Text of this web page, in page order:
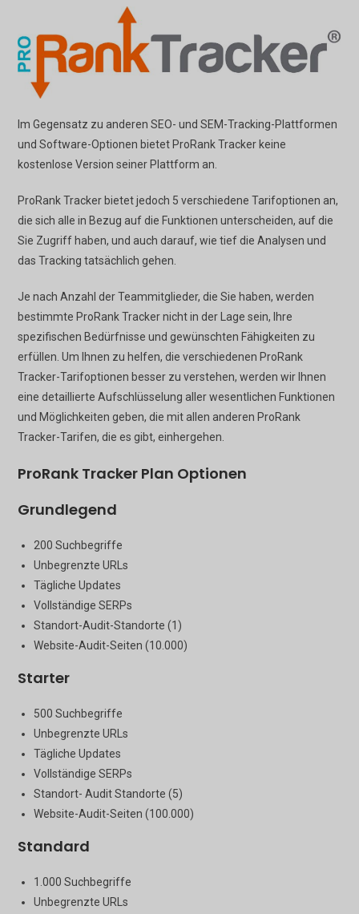
Im Gegensatz zu anderen SEO- und SEM-Tracking-Plattformen
und Software-Optionen bietet ProRank Tracker keine
kostenlose Version seiner Plattform an.
ProRank Tracker bietet jedoch 5 verschiedene Tarifoptionen an,
die sich alle in Bezug auf die Funktionen unterscheiden, auf die
Sie Zugriff haben, und auch darauf, wie tief die Analysen und
das Tracking tatsächlich gehen.
Je nach Anzahl der Teammitglieder, die Sie haben, werden
bestimmte ProRank Tracker nicht in der Lage sein, Ihre
spezifischen Bedürfnisse und gewünschten Fähigkeiten zu
erfüllen. Um Ihnen zu helfen, die verschiedenen ProRank
Tracker-Tarifoptionen besser zu verstehen, werden wir Ihnen
eine detaillierte Aufschlüsselung aller wesentlichen Funktionen
und Möglichkeiten geben, die mit allen anderen ProRank
Tracker-Tarifen, die es gibt, einhergehen.
ProRank Tracker Plan Optionen
Grundlegend
200 Suchbegriffe
Unbegrenzte URLs
Tägliche Updates
Vollständige SERPs
Standort-Audit-Standorte (1)
Website-Audit-Seiten (10.000)
Starter
500 Suchbegriffe
Unbegrenzte URLs
Tägliche Updates
Vollständige SERPs
Standort- Audit Standorte (5)
Website-Audit-Seiten (100.000)
Standard
1.000 Suchbegriffe
Unbegrenzte URLs